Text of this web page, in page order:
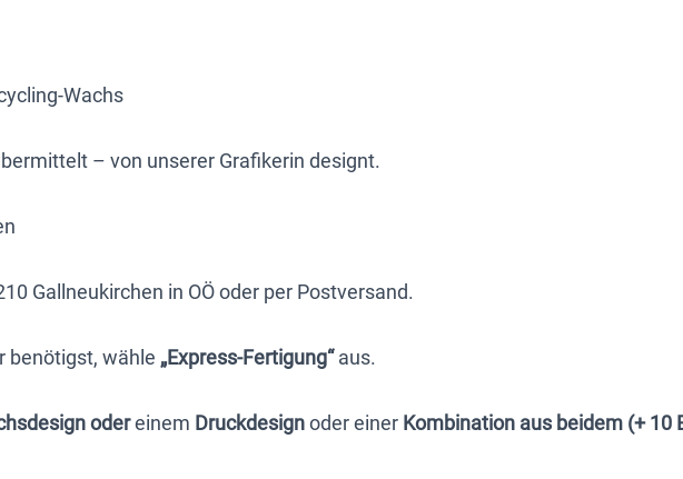
Wachs
– von unserer Grafikerin designt.
Gallneukirchen in OÖ oder per Postversand.
benötigst, wähle „Express-Fertigung“aus.
odereinem Druckdesignoder einer Kombination aus beidem (+ 10